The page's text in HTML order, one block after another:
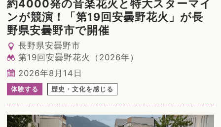
約4000発の音楽花火と特大スターマイ
ンが競演！「第19回安曇野花火」が長
野県安曇野市で開催
長野県安曇野市
第19回安曇野花火（2026年）
2026年8月14日
体験する 歴史・文化を感じる